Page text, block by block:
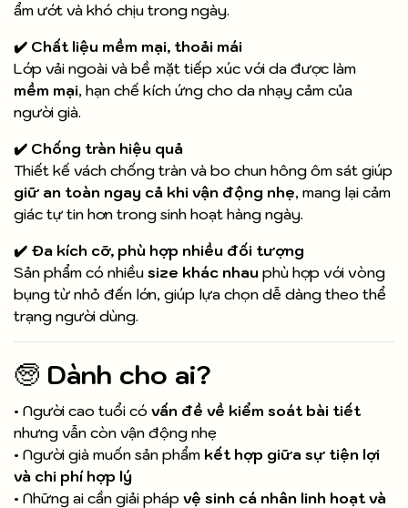
ẩm ướt và khó chịu trong ngày.
✔️ Chất liệu mềm mại, thoải mái
Lớp vải ngoài và bề mặt tiếp xúc với da được làm
mềm mại, hạn chế kích ứng cho da nhạy cảm của
người già.
✔️ Chống tràn hiệu quả
Thiết kế vách chống tràn và bo chun hông ôm sát giúp
giữ an toàn ngay cả khi vận động nhẹ, mang lại cảm
giác tự tin hơn trong sinh hoạt hàng ngày.
✔️ Đa kích cỡ, phù hợp nhiều đối tượng
Sản phẩm có nhiều size khác nhau phù hợp với vòng
bụng từ nhỏ đến lớn, giúp lựa chọn dễ dàng theo thể
trạng người dùng.
🧓 Dành cho ai?
• Người cao tuổi có vấn đề về kiểm soát bài tiết
nhưng vẫn còn vận động nhẹ
• Người già muốn sản phẩm kết hợp giữa sự tiện lợi
và chi phí hợp lý
• Những ai cần giải pháp vệ sinh cá nhân linh hoạt và